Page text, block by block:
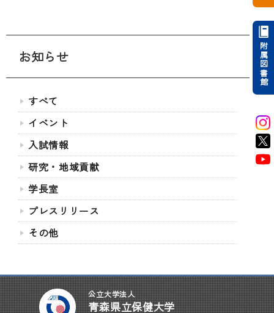
お知らせ
すべて
イベント
入試情報
研究・地域貢献
学長室
プレスリリース
その他
公立大学法人
青森県立保健大学
附属図書館